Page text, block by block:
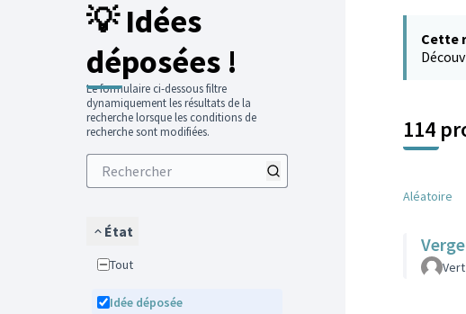
💡 Idées
déposées !
Le formulaire ci-dessous filtre
dynamiquement les résultats de la
recherche lorsque les conditions de
recherche sont modifiées.
État
Tout
Idée déposée
Cette
114
Aléatoire